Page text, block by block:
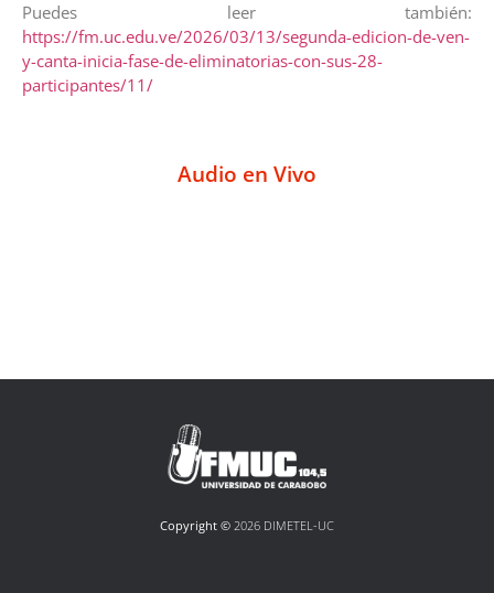
Puedes leer también:
https://fm.uc.edu.ve/2026/03/13/segunda-edicion-de-ven-
y-canta-inicia-fase-de-eliminatorias-con-sus-28-
participantes/11/
Audio en Vivo
Copyright © 2026 DIMETEL-UC